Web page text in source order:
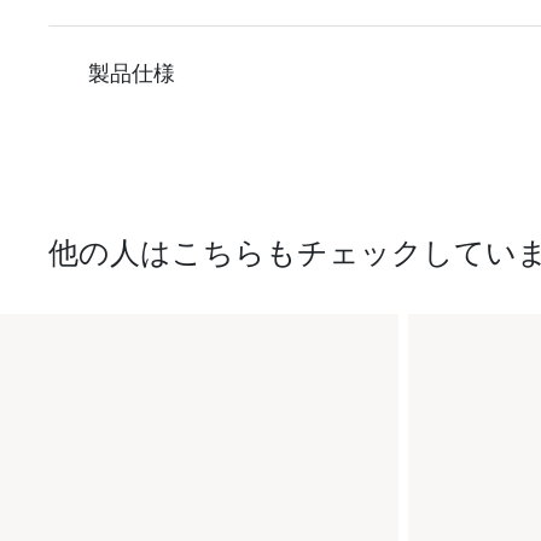
製品仕様
他の人はこちらもチェックしてい